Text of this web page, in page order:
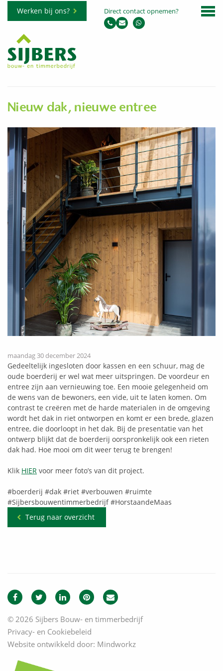
Werken bij ons? Direct contact opnemen?
Nieuw dak, nieuwe entree
maandag 30 december 2024
Gedeeltelijk ingesloten door kassen en een schuur, mag de
oude boerderij er wel wat meer uitspringen. De voordeur en
entree zijn aan vernieuwing toe. Een mooie gelegenheid om
de wens van de bewoners, een vide, uit te laten komen. Om
contrast te creëren met de harde materialen in de omgeving
wordt het dak in riet ontworpen en komt er een brede, glazen
entree, die doorloopt in het dak. Bij de presentatie van het
ontwerp blijkt dat de boerderij oorspronkelijk ook een rieten
dak had. Hoe mooi om dit weer terug te brengen!
Klik HIER voor meer foto’s van dit project.
#boerderij #dak #riet #verbouwen #ruimte
#Sijbersbouwentimmerbedrijf #HorstaandeMaas
Terug naar overzicht
© 2026 Sijbers Bouw- en timmerbedrijf
Privacy- en Cookiebeleid
Website ontwikkeld door: Mindworkz